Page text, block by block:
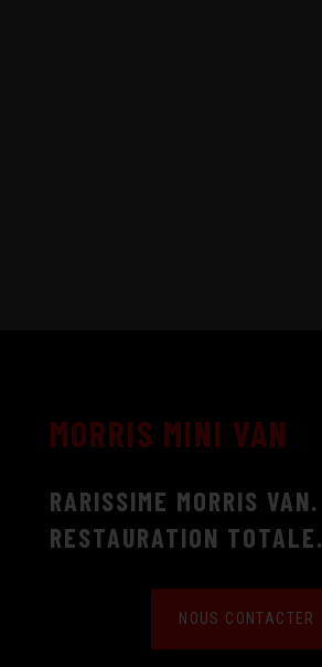
MORRIS MINI VAN
RARISSIME MORRIS VAN.
RESTAURATION TOTALE.
NOUS CONTACTER